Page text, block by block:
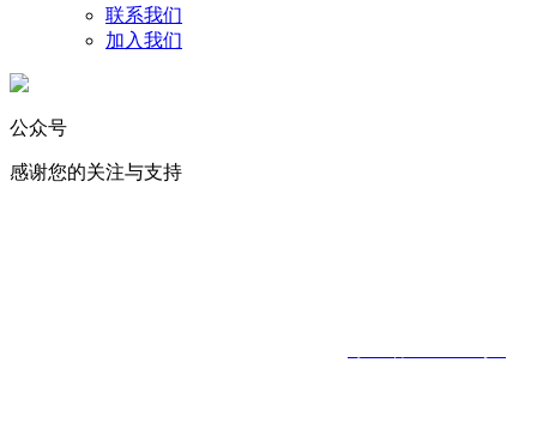
联系我们
加入我们
公众号
感谢您的关注与支持